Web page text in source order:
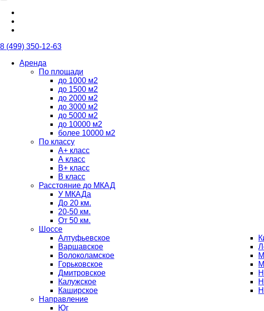
8 (499) 350-12-63
Аренда
По площади
до 1000 м2
до 1500 м2
до 2000 м2
до 3000 м2
до 5000 м2
до 10000 м2
более 10000 м2
По классу
А+ класс
А класс
B+ класс
В класс
Расстояние до МКАД
У МКАДа
До 20 км.
20-50 км.
От 50 км.
Шоссе
Алтуфьевское
Варшавское
Волоколамское
Горьковское
Дмитровское
Калужское
Каширское
Направление
Юг